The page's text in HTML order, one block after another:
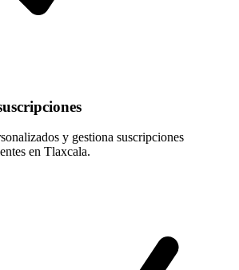
y gestiona suscripciones
en Tlaxcala.